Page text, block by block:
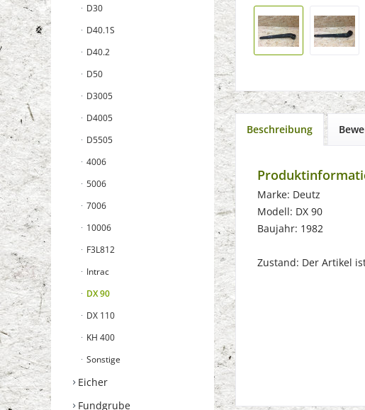
D30
D40.1S
D40.2
D50
D3005
D4005
D5505
4006
5006
7006
10006
F3L812
Intrac
DX 90
DX 110
KH 400
Sonstige
Eicher
Fundgrube
Beschreibung
Marke: Deutz
Modell: DX 90
Baujahr: 1982
Zustand: Der Artikel